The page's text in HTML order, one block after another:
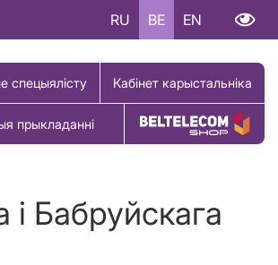
RU BE EN
спецыялісту Кабінет карыстальніка
прыкладанні Купіць тавар
Бабруйскага